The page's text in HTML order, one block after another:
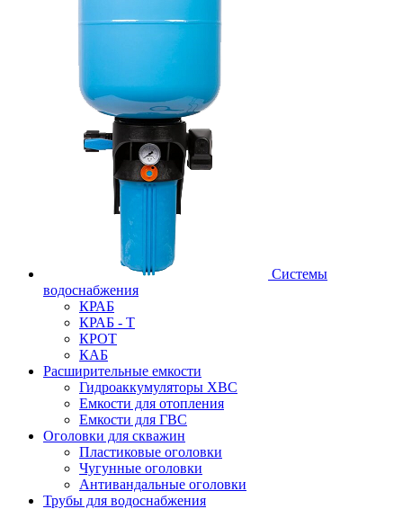
Системы
водоснабжения
КРАБ
КРАБ - Т
КРОТ
КАБ
Расширительные емкости
Гидроаккумуляторы ХВС
Емкости для отопления
Емкости для ГВС
Оголовки для скважин
Пластиковые оголовки
Чугунные оголовки
Антивандальные оголовки
Трубы для водоснабжения